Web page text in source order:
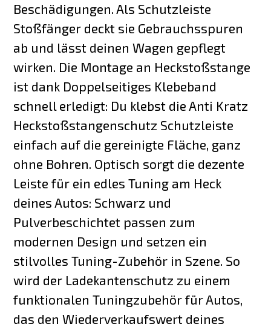
Beschädigungen. Als Schutzleiste
Stoßfänger deckt sie Gebrauchsspuren
ab und lässt deinen Wagen gepflegt
wirken. Die Montage an Heckstoßstange
ist dank Doppelseitiges Klebeband
schnell erledigt: Du klebst die Anti Kratz
Heckstoßstangenschutz Schutzleiste
einfach auf die gereinigte Fläche, ganz
ohne Bohren. Optisch sorgt die dezente
Leiste für ein edles Tuning am Heck
deines Autos: Schwarz und
Pulverbeschichtet passen zum
modernen Design und setzen ein
stilvolles Tuning-Zubehör in Szene. So
wird der Ladekantenschutz zu einem
funktionalen Tuningzubehör für Autos,
das den Wiederverkaufswert deines